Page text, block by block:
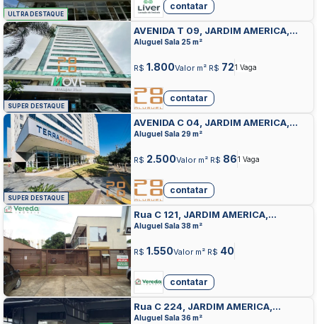
ULTRA DESTAQUE
contatar
SUPER DESTAQUE
AVENIDA T 09, JARDIM AMERICA,
GOIANIA
Aluguel Sala 25 m²
R$ 1.800Valor m² R$ 721 Vaga
contatar
SUPER DESTAQUE
AVENIDA C 04, JARDIM AMERICA,
GOIANIA
Aluguel Sala 29 m²
R$ 2.500Valor m² R$ 861 Vaga
contatar
Rua C 121, JARDIM AMERICA,
GOIANIA
Aluguel Sala 38 m²
R$ 1.550Valor m² R$ 40
contatar
Rua C 224, JARDIM AMERICA,
GOIANIA
Aluguel Sala 36 m²